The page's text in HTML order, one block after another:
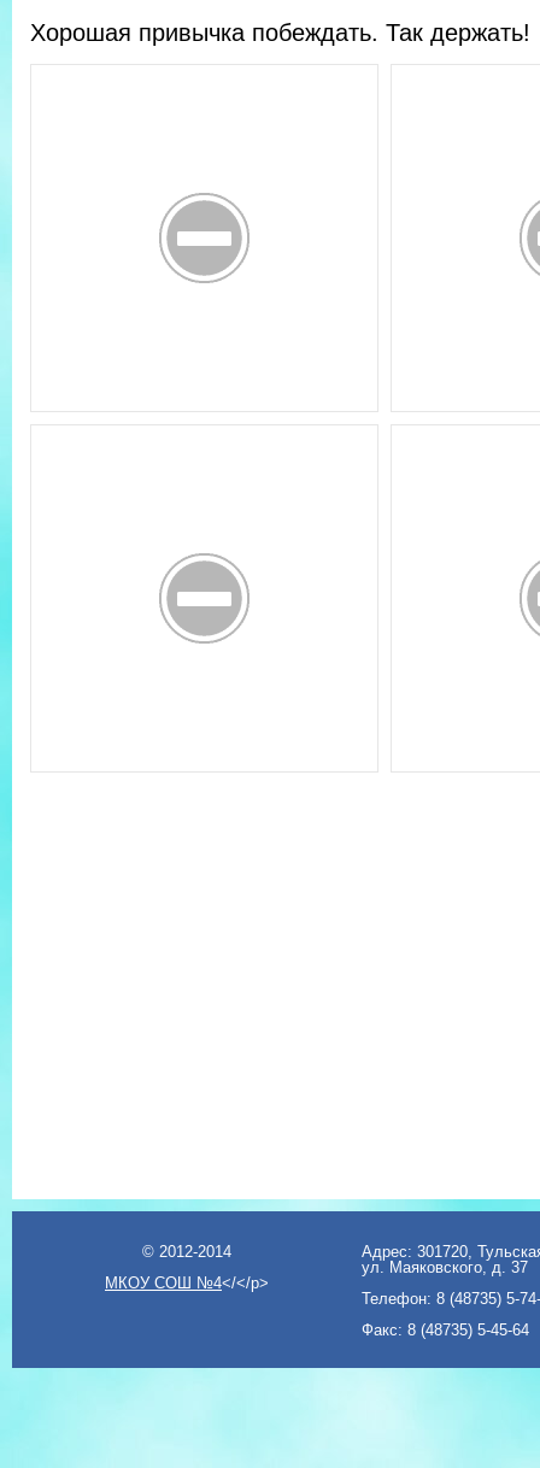
Хорошая привычка побеждать. Так держать!
© 2012-2014
МКОУ СОШ №4</</p>
Адрес: 301720,
ул. Маяковского, д. 37
Телефон: 8 (48735) 5-
Факс: 8 (48735) 5-45-64